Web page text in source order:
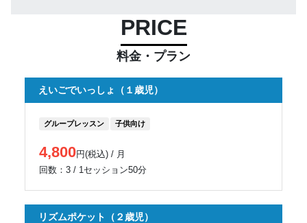
PRICE
料金・プラン
えいごでいっしょ（１歳児）
グループレッスン 子供向け
4,800円(税込) / 月
回数：3 / 1セッション50分
リズムポケット（２歳児）